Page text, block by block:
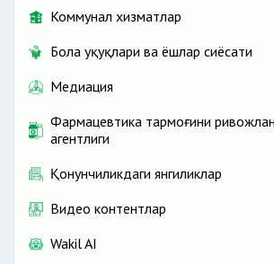
Коммунал хизматлар
Бола ҳуқуқлари ва ёшлар сиёсати
Медиация
Фармацевтика тармоғини
агентлиги
Қонунчиликдаги янгиликлар
Видео контентлар
Wakil AI